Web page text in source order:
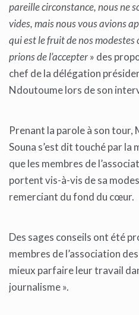
pareille circonstance, nous ne
vides, mais nous vous avions
qui est le fruit de nos
prions de l’accepter» des
chef de la délégation
Ndoutoume lors de son
Prenant la parole à son
Souna s’est dit touché par
que les membres de
portent vis-à-vis de sa
remerciant du fond du cœur.
Des sages conseils ont été
membres de l’association
mieux parfaire leur travail
journalisme ».